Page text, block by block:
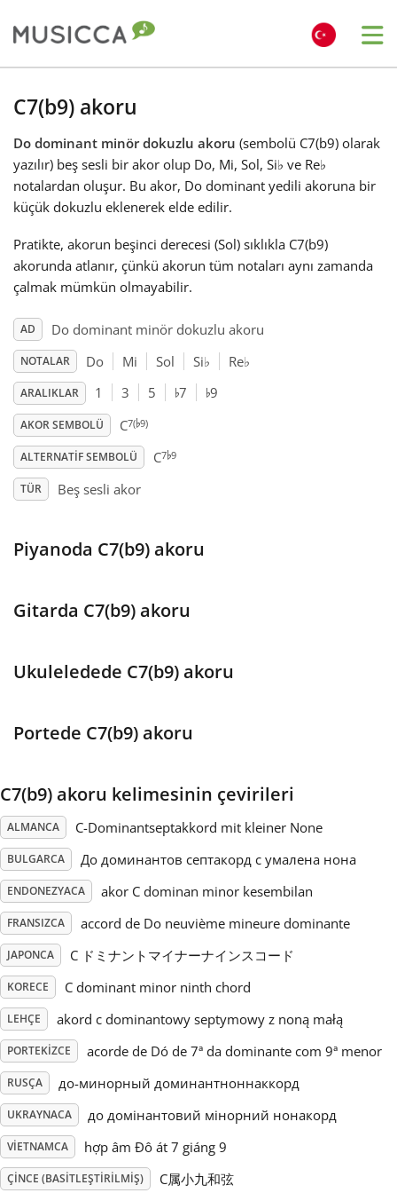
Български
Dansk
Deutsch
Español
Français
한국어
हिन्दी
Italiano
Русский
Svenska
Українська
简体中文
繁體中文
C7(b9) akoru
Do dominant minör dokuzlu akoru (sembolü C7(b9) olarak
yazılır) beş sesli bir akor olup Do, Mi, Sol, Si♭ ve Re♭
notalardan oluşur. Bu akor, Do dominant yedili akoruna bir
küçük dokuzlu eklenerek elde edilir.
Pratikte, akorun beşinci derecesi (Sol) sıklıkla C7(b9)
akorunda atlanır, çünkü akorun tüm notaları aynı zamanda
çalmak mümkün olmayabilir.
AD Do dominant minör dokuzlu akoru
NOTALAR Do Mi Sol Si♭ Re♭
ARALIKLAR 1 3 5 ♭7 ♭9
AKOR SEMBOLÜ C7(♭9)
ALTERNATIF SEMBOLÜ C7♭9
TÜR Beş sesli akor
Piyanoda C7(b9) akoru
Gitarda C7(b9) akoru
Ukuleledede C7(b9) akoru
Portede C7(b9) akoru
C7(b9) akoru kelimesinin çevirileri
ALMANCA C-Dominantseptakkord mit kleiner None
BULGARCA До доминантов септакорд с умалена нона
ENDONEZYACA akor C dominan minor kesembilan
FRANSIZCA accord de Do neuvième mineure dominante
JAPONCA C ドミナントマイナーナインスコード
KORECE C dominant minor ninth chord
LEHÇE akord c dominantowy septymowy z noną małą
PORTEKIZCE acorde de Dó de 7ª da dominante com 9ª menor
RUSÇA до-минорный доминантноннаккорд
UKRAYNACA до домінантовий мінорний нонакорд
VIETNAMCA hợp âm Đô át 7 giáng 9
ÇINCE (BASITLEŞTIRILMIŞ) C属小九和弦